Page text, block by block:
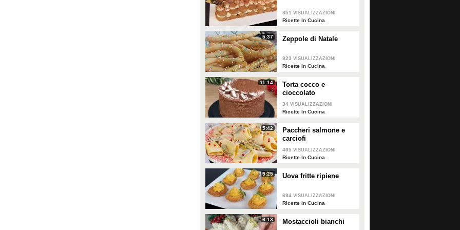
851 VISUALIZZAZIONI
Ricette In Cucina
5:37 Zeppole di Natale
923 VISUALIZZAZIONI
Ricette In Cucina
11:14
Torta cocco e
cioccolato
34 VISUALIZZAZIONI
Ricette In Cucina
5:42
Paccheri salmone e
carciofi
405 VISUALIZZAZIONI
Ricette In Cucina
5:25 Uova fritte ripiene
694 VISUALIZZAZIONI
Ricette In Cucina
6:13 Mostaccioli bianchi
961473• di Cose Buone